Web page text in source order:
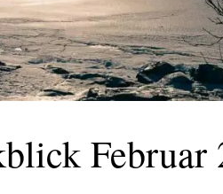
Februar